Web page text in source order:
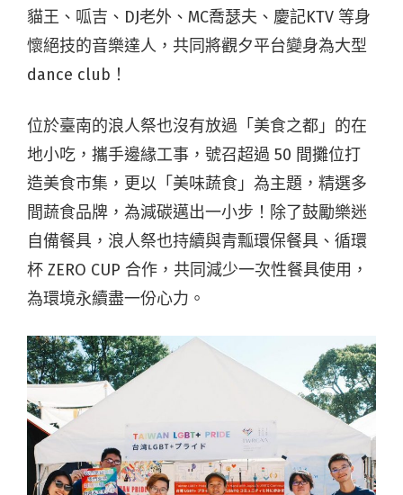
貓王、呱吉、DJ老外、MC喬瑟夫、慶記KTV 等身
懷絕技的音樂達人，共同將觀夕平台變身為大型
dance club！
位於臺南的浪人祭也沒有放過「美食之都」的在
地小吃，攜手邊緣工事，號召超過 50 間攤位打
造美食市集， 更以「美味蔬食」為主題，精選多
間蔬食品牌，為減碳邁出一小步！除了鼓勵樂迷
自備餐具，浪人祭也持續與青瓢環保餐具、循環
杯 ZERO CUP 合作，共同減少一次性餐具使用，
為環境永續盡一份心力。